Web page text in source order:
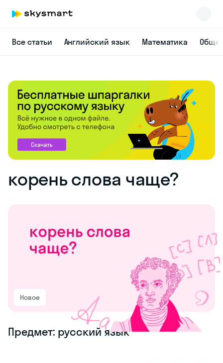
Все статьи Английский язык Математика
корень слова чаще?
Новое
Предмет: русский язык